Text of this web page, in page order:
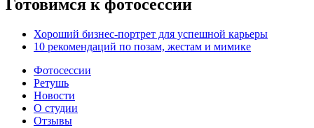
Готовимся к фотосессии
Хороший бизнес-портрет для успешной карьеры
10 рекомендаций по позам, жестам и мимике
Фотосессии
Ретушь
Новости
О студии
Отзывы